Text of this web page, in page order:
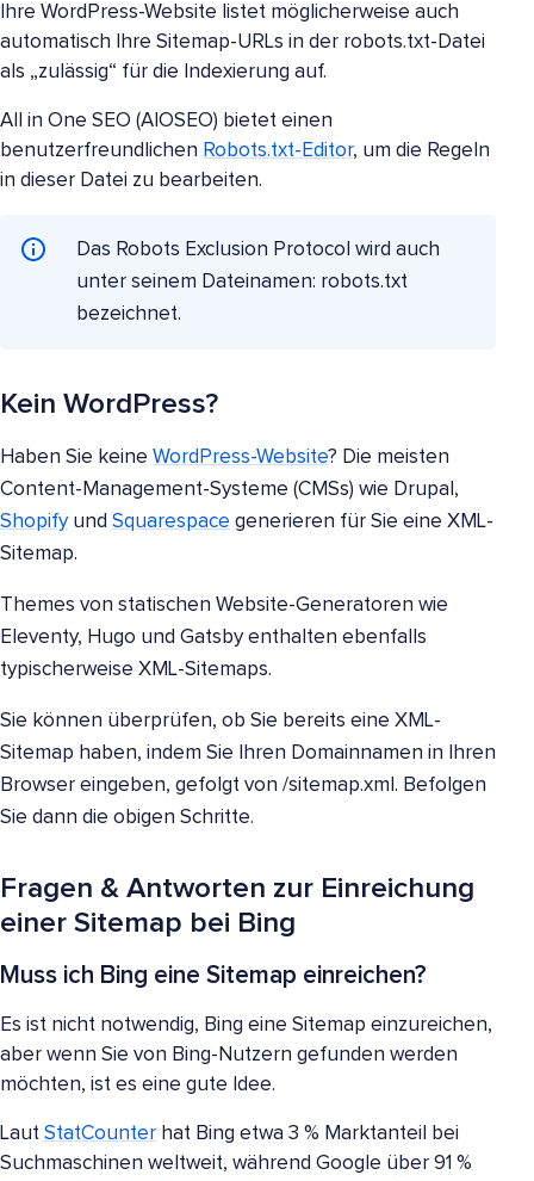
Ihre WordPress-Website listet möglicherweise auch
automatisch Ihre Sitemap-URLs in der robots.txt-Datei
als „zulässig“ für die Indexierung auf.
All in One SEO (AIOSEO) bietet einen
benutzerfreundlichen Robots.txt-Editor, um die Regeln
in dieser Datei zu bearbeiten.
Das Robots Exclusion Protocol wird auch
unter seinem Dateinamen: robots.txt
bezeichnet.
Kein WordPress?
Haben Sie keine WordPress-Website? Die meisten
Content-Management-Systeme (CMSs) wie Drupal,
Shopifyund Squarespace generieren für Sie eine XML-
Sitemap.
Themes von statischen Website-Generatoren wie
Eleventy, Hugo und Gatsby enthalten ebenfalls
typischerweise XML-Sitemaps.
Sie können überprüfen, ob Sie bereits eine XML-
Sitemap haben, indem Sie Ihren Domainnamen in Ihren
Browser eingeben, gefolgt von /sitemap.xml. Befolgen
Sie dann die obigen Schritte.
Fragen & Antworten zur Einreichung
einer Sitemap bei Bing
Muss ich Bing eine Sitemap einreichen?
Es ist nicht notwendig, Bing eine Sitemap einzureichen,
aber wenn Sie von Bing-Nutzern gefunden werden
möchten, ist es eine gute Idee.
Laut StatCounter hat Bing etwa 3 % Marktanteil bei
Suchmaschinen weltweit, während Google über 91 %